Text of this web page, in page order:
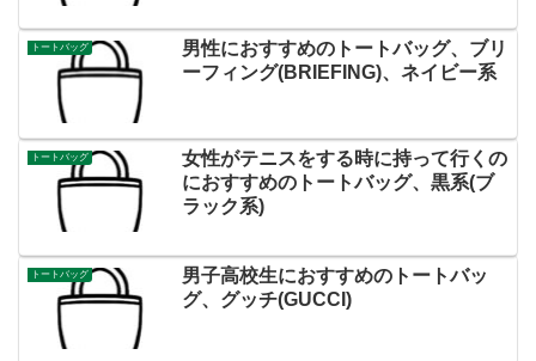
トートバッグ
男性におすすめのトートバッグ、ブリ
ーフィング(BRIEFING)、ネイビー系
トートバッグ
女性がテニスをする時に持って行くの
におすすめのトートバッグ、黒系(ブ
ラック系)
トートバッグ
男子高校生におすすめのトートバッ
グ、グッチ(GUCCI)